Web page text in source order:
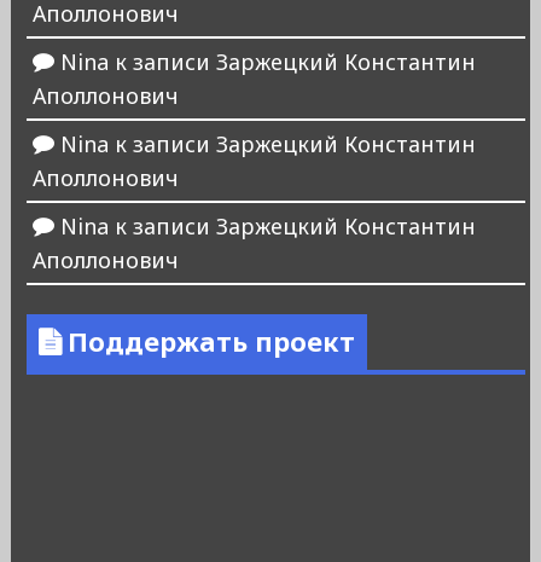
Аполлонович
Nina к записи Заржецкий Константин
Аполлонович
Nina к записи Заржецкий Константин
Аполлонович
Nina к записи Заржецкий Константин
Аполлонович
Поддержать проект